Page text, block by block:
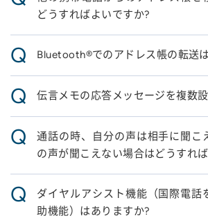
どうすればよいですか?
Q Bluetooth®でのアドレス帳の転送
Q 伝言メモの応答メッセージを複数
Q
通話の時、自分の声は相手に聞こ
の声が聞こえない場合はどうすれ
Q
ダイヤルアシスト機能（国際電話
助機能）はありますか?